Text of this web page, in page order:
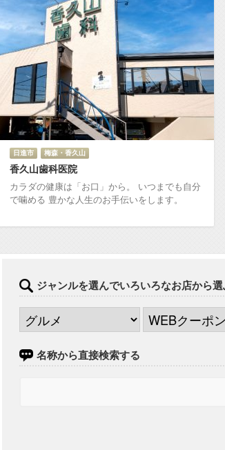
日進市 梅森・香久山
香久山歯科医院
カラダの健康は「お口」から。 いつまでも自分
で噛める 豊かな人生のお手伝いをします。
ジャンルを選んでいろいろなお店から選
名称から直接検索する